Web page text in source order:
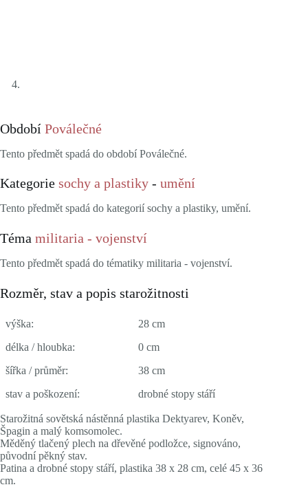
Období Poválečné
Tento předmět spadá do období Poválečné.
Kategorie sochy a plastiky - umění
Tento předmět spadá do kategorií sochy a plastiky, umění.
Téma militaria - vojenství
Tento předmět spadá do tématiky militaria - vojenství.
Rozměr, stav a popis starožitnosti
výška:
28 cm
délka / hloubka:
0 cm
šířka / průměr:
38 cm
stav a poškození:
drobné stopy stáří
Starožitná sovětská nástěnná plastika Dektyarev, Koněv,
Špagin a malý komsomolec.
Měděný tlačený plech na dřevěné podložce, signováno,
původní pěkný stav.
Patina a drobné stopy stáří, plastika 38 x 28 cm, celé 45 x 36
cm.